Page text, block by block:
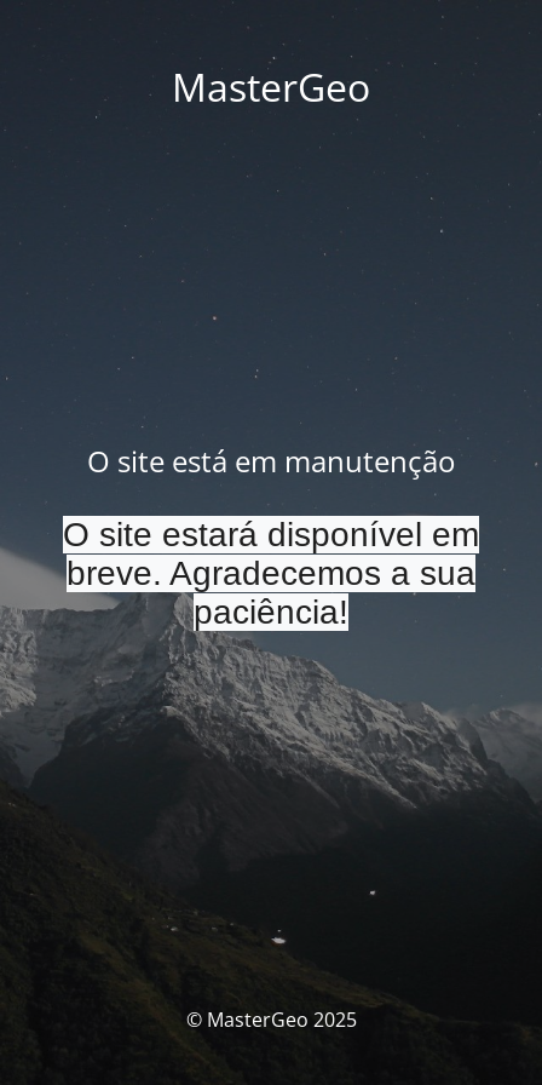
MasterGeo
O site está em manutenção
O site estará disponível em
breve. Agradecemos a sua
paciência!
© MasterGeo 2025